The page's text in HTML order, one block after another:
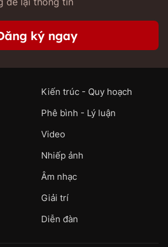
ký ngay
Kiến trúc - Quy hoạch
Phê bình - Lý luận
Video
Nhiếp ảnh
Âm nhạc
Giải trí
Diễn đàn